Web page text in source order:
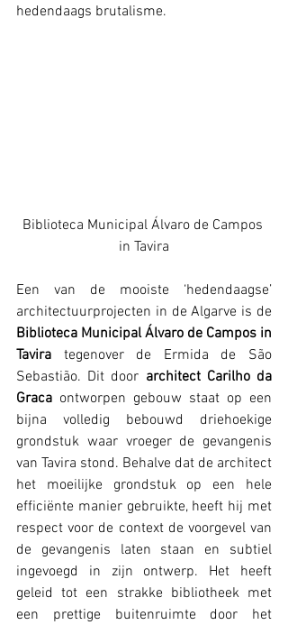
hedendaags brutalisme.
Biblioteca Municipal Álvaro de Campos
in Tavira
Een van de mooiste ‘hedendaagse’
Biblioteca Municipal Álvaro de Campos in
Tavira tegenover de Ermida de São
Sebastião. Dit door architect Carilho da
Graca ontworpen gebouw staat op een
bijna volledig bebouwd driehoekige
grondstuk waar vroeger de gevangenis
van Tavira stond. Behalve dat de architect
het moeilijke grondstuk op een hele
efficiënte manier gebruikte, heeft hij met
respect voor de context de voorgevel van
de gevangenis laten staan en subtiel
ingevoegd in zijn ontwerp. Het heeft
geleid tot een strakke bibliotheek met
een prettige buitenruimte door het